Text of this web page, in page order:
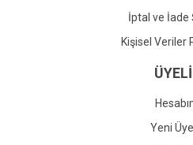
İptal ve İade
Kişisel Veriler
Yeni